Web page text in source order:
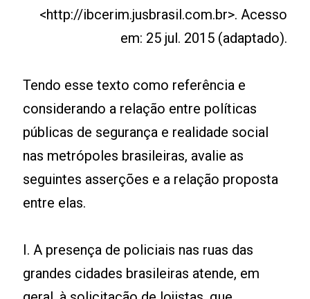
<http://ibcerim.jusbrasil.com.br>. Acesso
em: 25 jul. 2015 (adaptado).
Tendo esse texto como referência e
considerando a relação entre políticas
públicas de segurança e realidade social
nas metrópoles brasileiras, avalie as
seguintes asserções e a relação proposta
entre elas.
I. A presença de policiais nas ruas das
grandes cidades brasileiras atende, em